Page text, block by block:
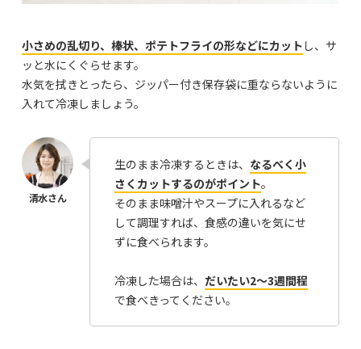
小さめの乱切り、棒状、ポテトフライの形などにカット し、サ
ッと水にくぐらせます。
水気を拭きとったら、ジッパー付き保存袋に重ならないように
入れて冷凍しましょう。
生のまま冷凍するときは、 なるべく小
さくカットするのがポイント。
そのまま味噌汁やスープに入れるなど
して調理すれば、食感の違いを気にせ
ずに食べられます。
冷凍した場合は、 だいたい2～3週間程
で食べきってください。